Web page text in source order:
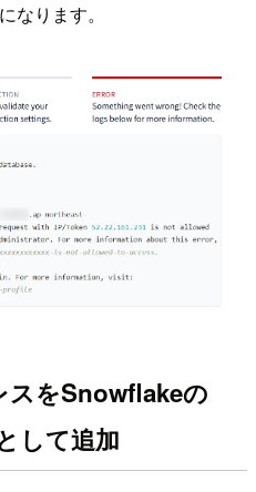
なります。
をSnowflakeの
して追加